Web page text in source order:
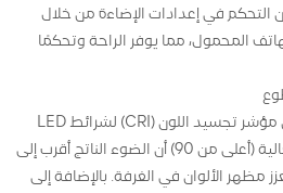
في إعدادات الإضاءة من خلال
المحمول، مما يوفر الراحة وتحكمًا
قام المصنعون أيضًا بتحسين مؤشر تجسيد اللون (CRI) لشرائط LED
الخاصة بهم. تعني قيم CRI العالية (أعلى من 90) أن الضوء الناتج أقرب إلى
الألوان في الغرفة. بالإضافة إلى